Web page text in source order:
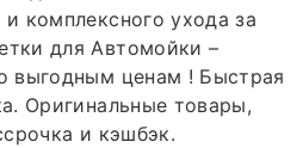
комплексного ухода за
для Автомойки –
выгодным ценам ! Быстрая
Оригинальные товары,
и кэшбэк.